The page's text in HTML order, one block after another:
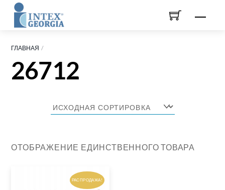
ГЛАВНАЯ
26712
ОТОБРАЖЕНИЕ ЕДИНСТВЕННОГО ТОВАРА
РАСПРОДАЖА!